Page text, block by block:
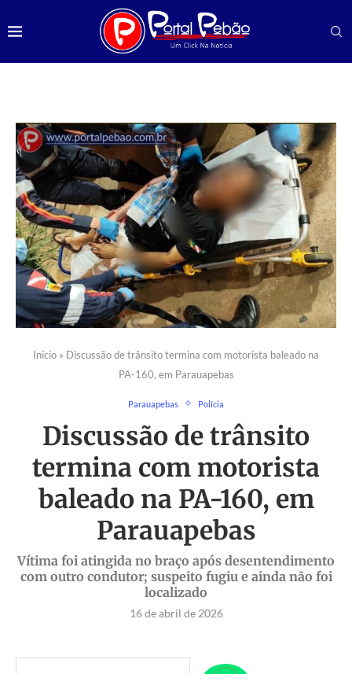
Início » Discussão de trânsito termina com motorista baleado na
PA-160, em Parauapebas
Parauapebas Polícia
Discussão de trânsito
termina com motorista
baleado na PA-160, em
Parauapebas
Vítima foi atingida no braço após desentendimento
com outro condutor; suspeito fugiu e ainda não foi
localizado
16 de abril de 2026